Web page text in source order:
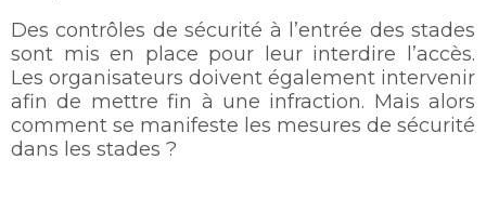
Des contrôles de sécurité à l’entrée des stades
sont mis en place pour leur interdire l’accès.
Les organisateurs doivent également intervenir
afin de mettre fin à une infraction. Mais alors
comment se manifeste les mesures de sécurité
dans les stades ?